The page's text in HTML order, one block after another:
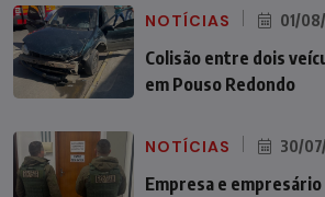
NOTÍCIAS 01/
Colisão entre dois
em Pouso Redondo
NOTÍCIAS 30/
Empresa e